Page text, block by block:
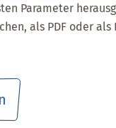
Parameter
als PDF oder